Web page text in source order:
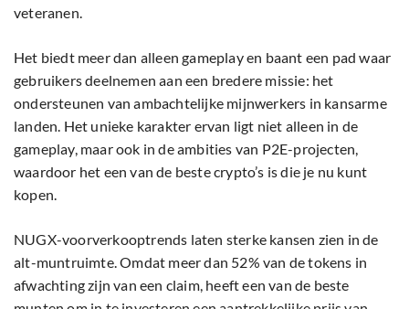
veteranen.
Het biedt meer dan alleen gameplay en baant een pad waar
gebruikers deelnemen aan een bredere missie: het
ondersteunen van ambachtelijke mijnwerkers in kansarme
landen. Het unieke karakter ervan ligt niet alleen in de
gameplay, maar ook in de ambities van P2E-projecten,
waardoor het een van de beste crypto’s is die je nu kunt
kopen.
NUGX-voorverkooptrends laten sterke kansen zien in de
alt-muntruimte. Omdat meer dan 52% van de tokens in
afwachting zijn van een claim, heeft een van de beste